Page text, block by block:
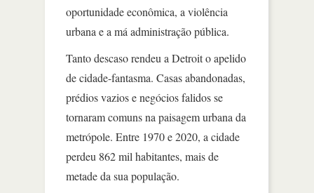
oportunidade econômica, a violência
urbana e a má administração pública.
Tanto descaso rendeu a Detroit o apelido
de cidade-fantasma. Casas abandonadas,
prédios vazios e negócios falidos se
tornaram comuns na paisagem urbana da
metrópole. Entre 1970 e 2020, a cidade
perdeu 862 mil habitantes, mais de
metade da sua população.